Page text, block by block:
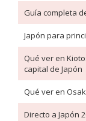
Guía completa
Japón para
Qué ver en
capital de Japón
Qué ver en
Directo a Japón